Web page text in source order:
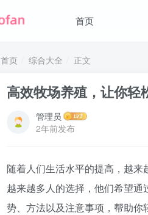
首页
首页 综合大全 正文
高效牧场养殖，让你轻
管理员
2年前发布
随着人们生活水平的提高，越
越来越多人的选择，他们希望
势、方法以及注意事项，帮助你